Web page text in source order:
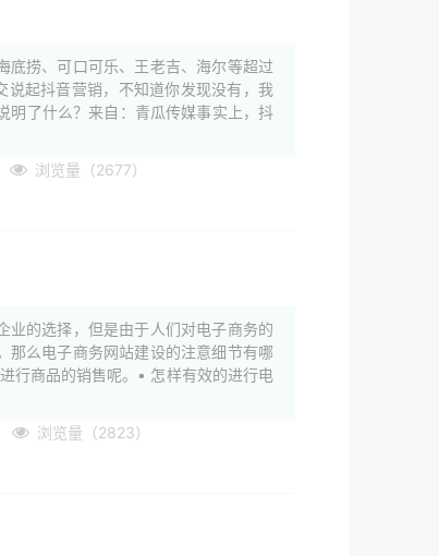
底捞、可口可乐、王老吉、海尔等超过
起抖音营销，不知道你发现没有，我
明了什么？来自：青瓜传媒事实上，抖
浏览量（2677）
业的选择，但是由于人们对电子商务的
那么电子商务网站建设的注意细节有哪
行商品的销售呢。• 怎样有效的进行电
浏览量（2823）